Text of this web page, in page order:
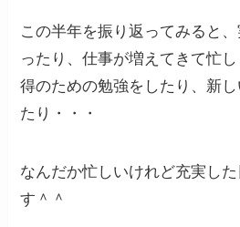
この半年を振り返ってみると
ったり、仕事が増えてきて忙
得のための勉強をしたり、新
たり・・・
なんだか忙しいけれど充実し
す＾＾